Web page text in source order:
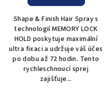
Shape & Finish Hair Spray s
technologií MEMORY LOCK
HOLD poskytuje maximální
ultra fixaci a udržuje váš účes
po dobu až 72 hodin. Tento
rychleschnoucí sprej
zajišťuje...